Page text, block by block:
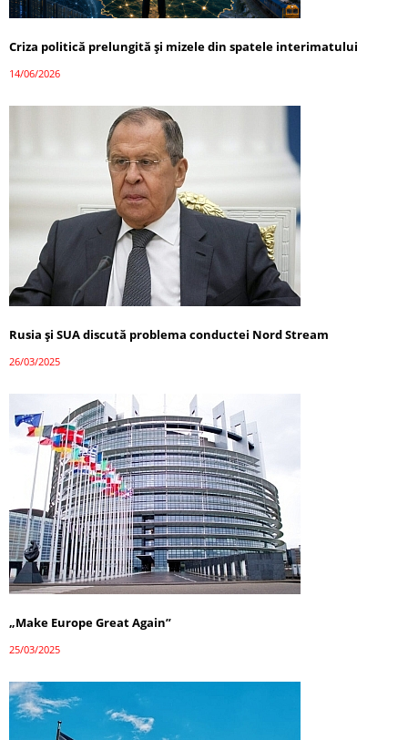
Criza politică prelungită și mizele din spatele interimatului
14/06/2026
Rusia și SUA discută problema conductei Nord Stream
26/03/2025
„Make Europe Great Again”
25/03/2025